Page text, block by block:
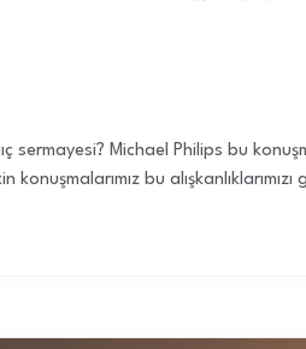
sermayesi? Michael Philips bu
bu